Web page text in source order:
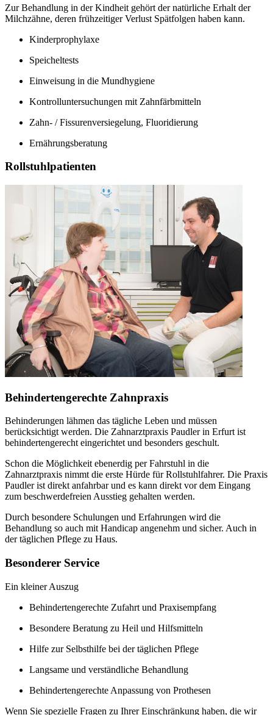
Zur Behandlung in der Kindheit gehört der natürliche Erhalt der
Milchzähne, deren frühzeitiger Verlust Spätfolgen haben kann.
Kinderprophylaxe
Speicheltests
Einweisung in die Mundhygiene
Kontrolluntersuchungen mit Zahnfärbmitteln
Zahn- / Fissurenversiegelung, Fluoridierung
Ernährungsberatung
Rollstuhlpatienten
Behindertengerechte Zahnpraxis
Behinderungen lähmen das tägliche Leben und müssen
berücksichtigt werden. Die Zahnarztpraxis Paudler in Erfurt ist
behindertengerecht eingerichtet und besonders geschult.
Schon die Möglichkeit ebenerdig per Fahrstuhl in die
Zahnarztpraxis nimmt die erste Hürde für Rollstuhlfahrer. Die Praxis
Paudler ist direkt anfahrbar und es kann direkt vor dem Eingang
zum beschwerdefreien Ausstieg gehalten werden.
Durch besondere Schulungen und Erfahrungen wird die
Behandlung so auch mit Handicap angenehm und sicher. Auch in
der täglichen Pflege zu Haus.
Besonderer Service
Ein kleiner Auszug
Behindertengerechte Zufahrt und Praxisempfang
Besondere Beratung zu Heil und Hilfsmitteln
Hilfe zur Selbsthilfe bei der täglichen Pflege
Langsame und verständliche Behandlung
Behindertengerechte Anpassung von Prothesen
Wenn Sie spezielle Fragen zu Ihrer Einschränkung haben, die wir